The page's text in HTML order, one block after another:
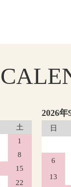
土
1
8
15
22
2026年
日
6
13